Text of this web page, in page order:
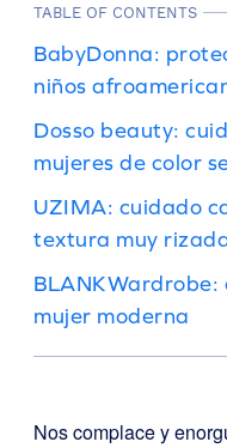
TABLE OF CONTENTS
BabyDonna:
niños
Dosso beauty:
mujeres de color
UZIMA: cuidado
textura muy
BLANKWardrobe:
mujer moderna
Nos complace y